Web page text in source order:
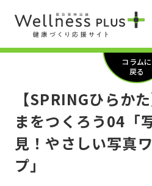
コラムに
戻る
【SPRINGひらか
まをつくろう04「
見！やさしい写真
プ」
ウェルネ